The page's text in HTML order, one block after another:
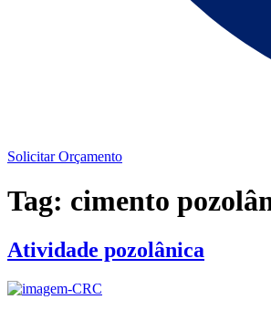
Solicitar Orçamento
Tag: cimento
Atividade pozolânica